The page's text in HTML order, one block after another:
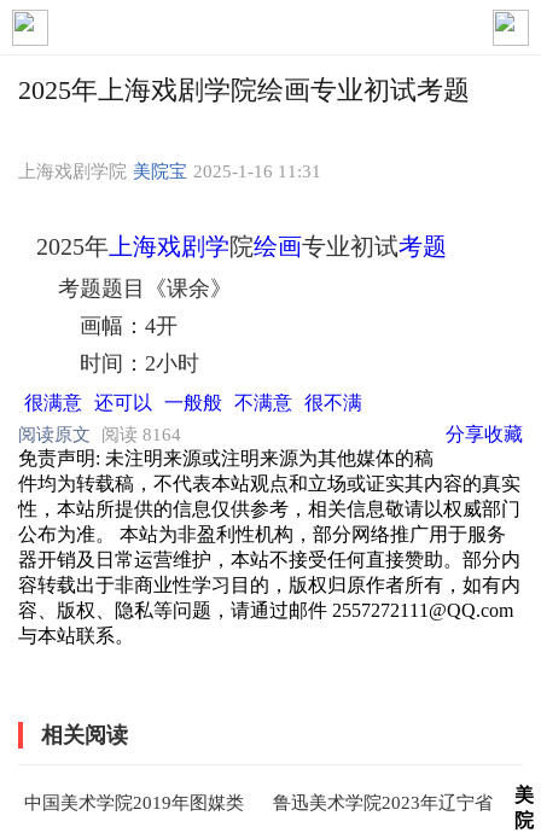
2025年上海戏剧学院绘画专业初试考题
上海戏剧学院 美院宝 2025-1-16 11:31
2025年 上海戏剧学院绘画专业初试考题
考题题目《课余》
画幅：4开
时间：2小时
很满意 还可以 一般般 不满意 很不满
阅读原文 阅读 8164 收藏
分享
免责声明: 未注明来源或注明来源为其他媒体的稿
件均为转载稿，不代表本站观点和立场或证实其内容的真实
性，本站所提供的信息仅供参考，相关信息敬请以权威部门
公布为准。 本站为非盈利性机构，部分网络推广用于服务
器开销及日常运营维护，本站不接受任何直接赞助。部分内
容转载出于非商业性学习目的，版权归原作者所有，如有内
容、版权、隐私等问题，请通过邮件 2557272111@QQ.com
与本站联系。
相关阅读
中国美术学院2019年图媒类
鲁迅美术学院2023年辽宁省
美
院